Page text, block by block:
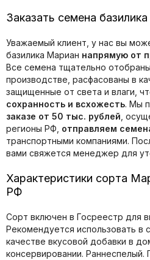
Заказать семена
Уважаемый клиент, у нас вы
базилика Мариан напрямую от
Все семена тщательно
производстве, расфасованы в
защищенные от света и влаги,
сохранность и всхожесть. Мы
заказе от 50 тыс. рублей ,
регионы РФ, отправляем
транспортными компаниями.
вами свяжется менеджер для
Характеристики сорта
РФ
Сорт включен в Госреестр для
Рекомендуется использовать
качестве вкусовой добавки в
консервировании.